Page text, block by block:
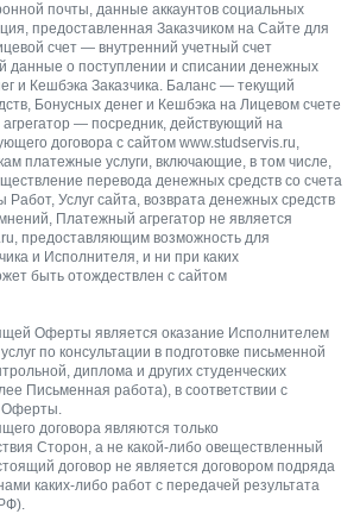
почты, данные аккаунтов социальных
предоставленная Заказчиком на Сайте для
счет — внутренний учетный счет
данные о поступлении и списании денежных
и Кешбэка Заказчика. Баланс — текущий
Бонусных денег и Кешбэка на Лицевом счете
— посредник, действующий на
договора с сайтом www.studservis.ru,
платежные услуги, включающие, в том числе,
перевода денежных средств со счета
Работ, Услуг сайта, возврата денежных средств
Платежный агрегатор не является
предоставляющим возможность для
и Исполнителя, и ни при каких
быть отождествлен с сайтом
Оферты является оказание Исполнителем
по консультации в подготовке письменной
диплома и других студенческих
Письменная работа), в соответствии с
Оферты.
договора являются только
Сторон, а не какой-либо овеществленный
договор не является договором подряда
каких-либо работ с передачей результата